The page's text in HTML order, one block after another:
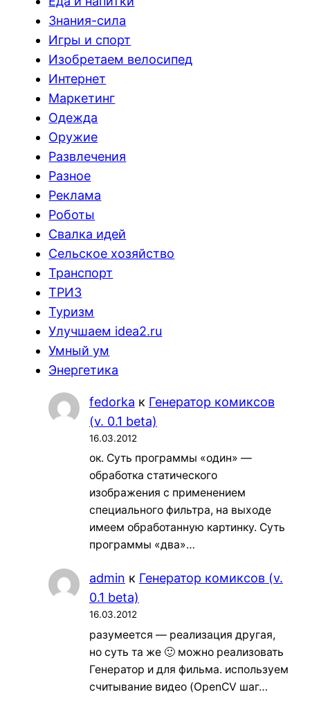
Знания-сила
Игры и спорт
Изобретаем велосипед
Интернет
Маркетинг
Одежда
Оружие
Развлечения
Разное
Реклама
Роботы
Свалка идей
Сельское хозяйство
Транспорт
ТРИЗ
Туризм
Улучшаем idea2.ru
Умный ум
Энергетика
fedorka к Генератор комиксов
(v. 0.1 beta)
16.03.2012
ок. Суть программы «один» —
обработка статического
изображения с применением
специального фильтра, на выходе
имеем обработанную картинку. Суть
программы «два»…
admin к Генератор комиксов (v.
0.1 beta)
16.03.2012
разумеется — реализация другая,
но суть та же 🙂 можно реализовать
Генератор и для фильма. используем
считывание видео (OpenCV шаг…